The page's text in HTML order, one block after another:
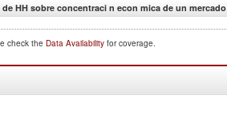
HH sobre concentraci n econ mica de un mercado
check the Data Availability for coverage.